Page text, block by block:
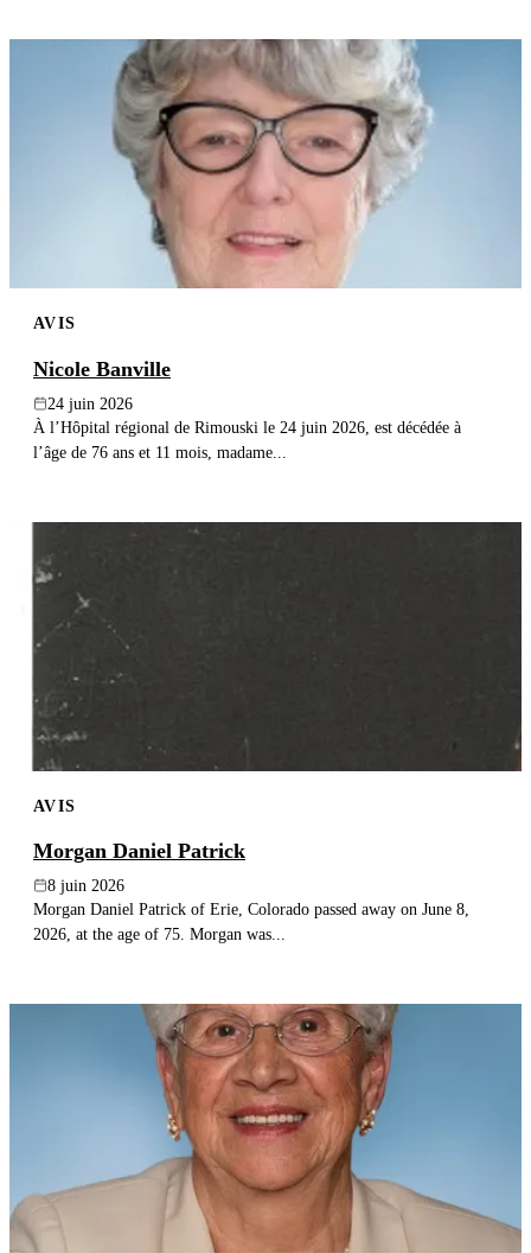
AVIS
Nicole Banville
24 juin 2026
À l’Hôpital régional de Rimouski le 24 juin 2026, est décédée à
l’âge de 76 ans et 11 mois, madame...
AVIS
Morgan Daniel Patrick
8 juin 2026
Morgan Daniel Patrick of Erie, Colorado passed away on June 8,
2026, at the age of 75. Morgan was...